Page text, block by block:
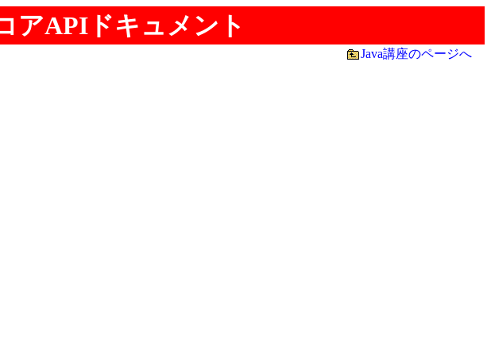
アAPIドキュメント
Java講座のページへ